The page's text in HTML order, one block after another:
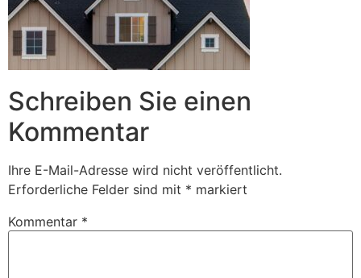
Schreiben Sie einen
Kommentar
Ihre E-Mail-Adresse wird nicht veröffentlicht.
Erforderliche Felder sind mit * markiert
Kommentar *